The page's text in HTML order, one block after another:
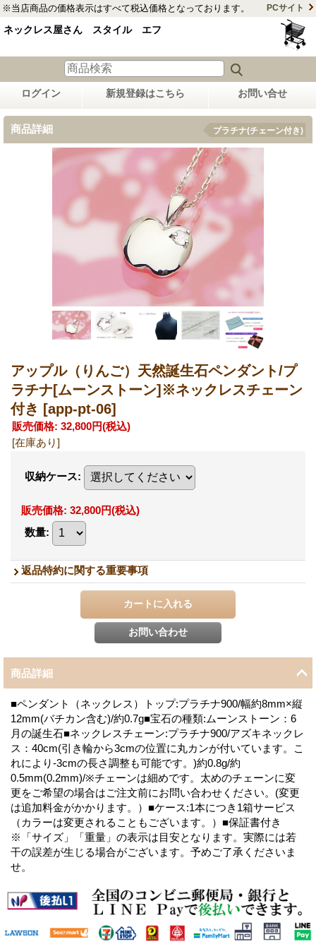
※当店商品の価格表示はすべて税込価格となっております。 PCサイト
ネックレス屋さん スタイル エフ
ログイン 新規登録はこちら お問い合せ
商品詳細 プラチナ(チェーン付き)
アップル（りんご）天然誕生石ペンダント/プ
ラチナ[ムーンストーン]※ネックレスチェーン
付き [app-pt-06]
販売価格: 32,800円(税込)
[在庫あり]
収納ケース:
販売価格: 32,800円(税込)
数量:
返品特約に関する重要事項
商品詳細
■ペンダント（ネックレス）トップ:プラチナ900/幅約8mm×縦
12mm(バチカン含む)/約0.7g■宝石の種類:ムーンストーン：6
月の誕生石■ネックレスチェーン:プラチナ900/アズキネックレ
ス：40cm(引き輪から3cmの位置に丸カンが付いています。こ
れにより-3cmの長さ調整も可能です。)約0.8g/約
0.5mm(0.2mm)/※チェーンは細めです。太めのチェーンに変
更をご希望の場合はご注文前にお問い合わせください。(変更
は追加料金がかかります。）■ケース:1本につき1箱サービス
（カラーは変更されることもございます。）■保証書付き
※「サイズ」「重量」の表示は目安となります。実際には若
干の誤差が生じる場合がございます。予めご了承くださいま
せ。